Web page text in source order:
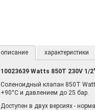
описание характеристики
10023639 Watts 850Т 230V
Соленоидный клапан 850T
+90°C и давлением до 25 бар.
Доступен в двух версиях -